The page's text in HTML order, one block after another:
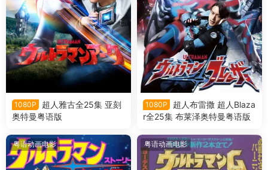
1080P
超人雅古全25集 亚刻
奥特曼粤语版
1080P
超人布雷撒 超人Blaza
r全25集 布莱泽奥特曼粤语版
粤语动画电影 粤语动画电影